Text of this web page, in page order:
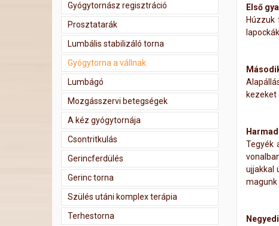
Első
kezeket
Tegyék
ujjakkal
magunk
Gyógytornász regisztráció
Prosztatarák
Lumbális stabilizáló torna
Gyógytorna a vállnak
Lumbágó
Mozgásszervi betegségek
A kéz gyógytornája
Csontritkulás
Gerincferdülés
Gerinc torna
Szülés utáni komplex terápia
Terhestorna